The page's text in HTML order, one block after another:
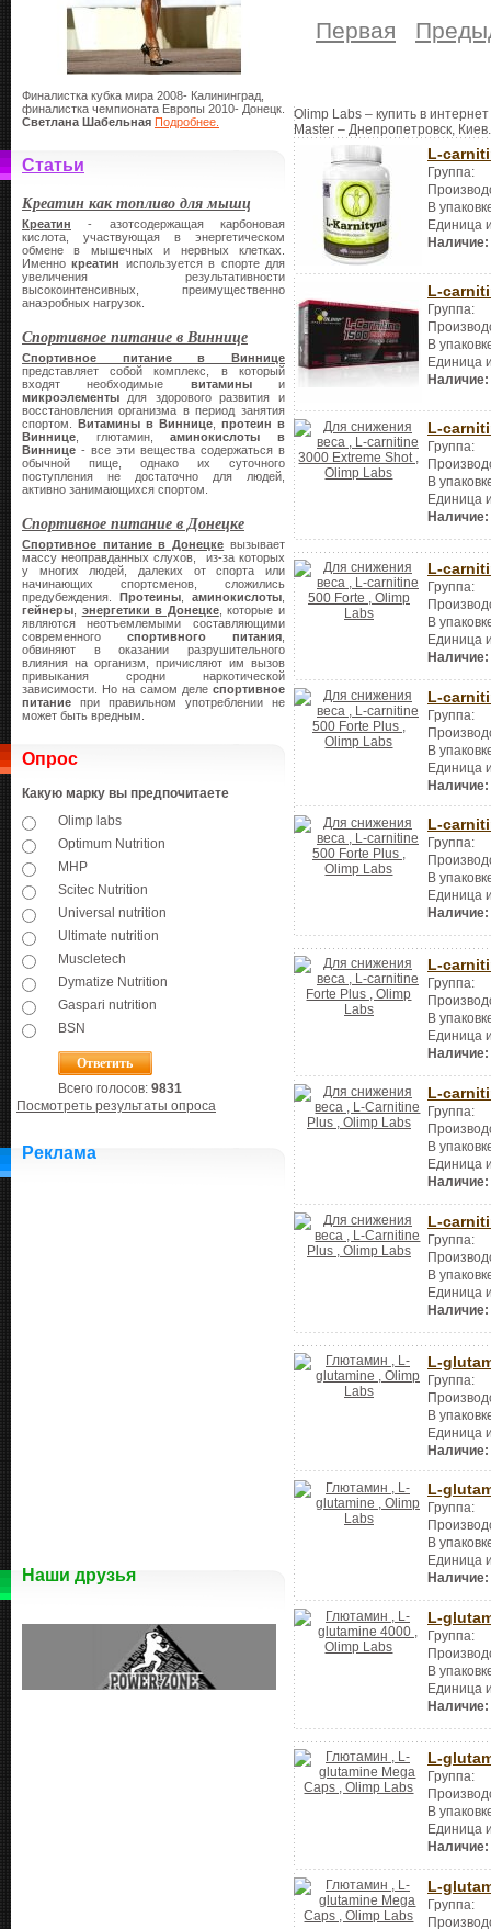
Финалистка кубка мира 2008- Калининград,
финалистка чемпионата Европы 2010- Донецк.
Светлана Шабельная Подробнее.
Статьи
Креатин как топливо для мышц
Креатин - азотсодержащая карбоновая
кислота, участвующая в энергетическом
обмене в мышечных и нервных клетках.
Именнокреатин используется в спорте для
увеличения результативности
высокоинтенсивных, преимущественно
анаэробных нагрузок.
Спортивное питание в Виннице
Спортивное питание в Виннице
представляет собой комплекс, в который
входят необходимые витаминыи
микроэлементы для здорового развития и
восстановления организма в период занятия
спортом. Витамины в Виннице
протеин в
Виннице , глютамин,аминокислоты в
Виннице - все эти вещества содержаться в
обычной пище, однако их суточного
поступления не достаточно для людей,
активно занимающихся спортом.
Спортивное питание в Донецке
Спортивное питание в Донецке вызывает
массу неоправданных слухов, из-за которых
у многих людей, далеких от спорта или
начинающих спортсменов, сложились
предубеждения. Протеины аминокислоты
гейнеры
энергетики в Донецке, которые и
являются неотъемлемыми составляющими
современного спортивного питания
обвиняют в оказании разрушительного
влияния на организм, причисляют им вызов
привыкания сродни наркотической
зависимости. Но на самом деле спортивное
питание при правильном употреблении не
может быть вредным.
Опрос
Какую марку вы предпочитаете
Olimp labs
Optimum Nutrition
MHP
Scitec Nutrition
Universal nutrition
Ultimate nutrition
Muscletech
Dymatize Nutrition
Gaspari nutrition
BSN
Всего голосов: 9831
Посмотреть результаты опроса
Реклама
Наши друзья
Первая
Olimp Labs – купить в
Master – Днепропетровск, Киев.
L-
Группа:
В
Единица
Наличие:
L-
Группа:
В
Единица
Наличие:
L-
Группа:
В
Единица
Наличие:
L-
Группа:
В
Единица
Наличие:
L-
Группа:
В
Единица
Наличие:
L-
Группа:
В
Единица
Наличие:
L-
Группа:
В
Единица
Наличие:
L-
Группа:
В
Единица
Наличие:
L-
Группа:
В
Единица
Наличие:
L-
Группа:
В
Единица
Наличие:
L-
Группа:
В
Единица
Наличие:
L-
Группа:
В
Единица
Наличие:
L-
Группа:
В
Единица
Наличие:
L-
Группа: